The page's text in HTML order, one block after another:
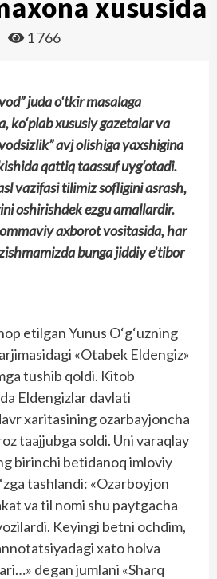
xususida
1 766
juda o‘tkir masalaga
ko‘plab xususiy gazetalar va
avj olishiga yaxshigina
qattiq taassuf uyg‘otadi.
vazifasi tilimiz sofligini asrash,
oshirishdek ezgu amallardir.
axborot vositasida, har
bunga jiddiy e’tibor
etilgan Yunus O‘g‘uzning
«Otabek Eldengiz»
tushib qoldi. Kitob
Eldengizlar davlati
xaritasining ozarbayjoncha
taajjubga soldi. Uni varaqlay
birinchi betidanoq imloviy
tashlandi: «Ozarboyjon
va til nomi shu paytgacha
Keyingi betni ochdim,
xato holva
degan jumlani «Sharq